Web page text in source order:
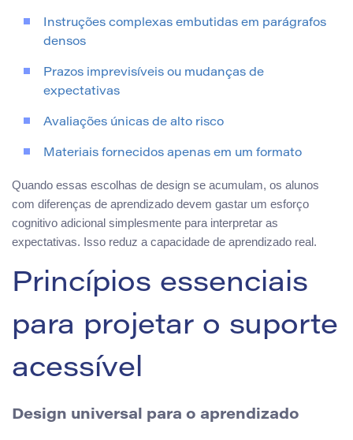
Instruções complexas embutidas em parágrafos
densos
Prazos imprevisíveis ou mudanças de
expectativas
Avaliações únicas de alto risco
Materiais fornecidos apenas em um formato
Quando essas escolhas de design se acumulam, os alunos
com diferenças de aprendizado devem gastar um esforço
cognitivo adicional simplesmente para interpretar as
expectativas. Isso reduz a capacidade de aprendizado real.
Princípios essenciais
para projetar o suporte
acessível
Design universal para o aprendizado